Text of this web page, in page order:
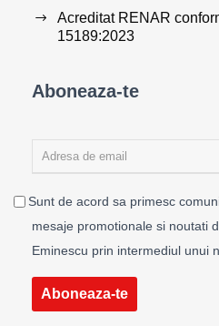
Acreditat RENAR
15189:2023
Aboneaza-te
Sunt de acord sa primesc
mesaje promotionale si noutati
Eminescu prin intermediul unui
Aboneaza-te